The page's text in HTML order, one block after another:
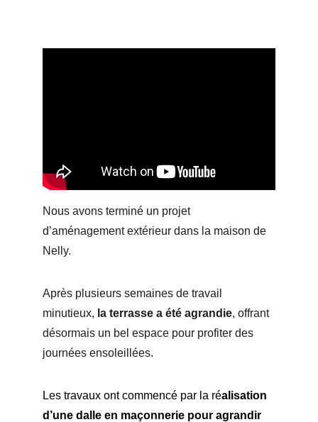
Nous avons terminé un projet
d’aménagement extérieur dans la maison de
Nelly.
Après plusieurs semaines de travail
minutieux, la terrasse a été agrandie, offrant
désormais un bel espace pour profiter des
journées ensoleillées.
Les travaux ont commencé par la réalisation
d’une dalle en maçonnerie pour agrandir